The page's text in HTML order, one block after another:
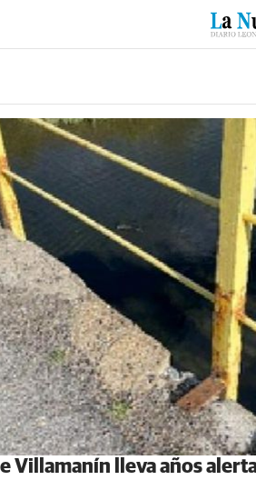
BIERZO SUCESOS
Villamanín lleva años